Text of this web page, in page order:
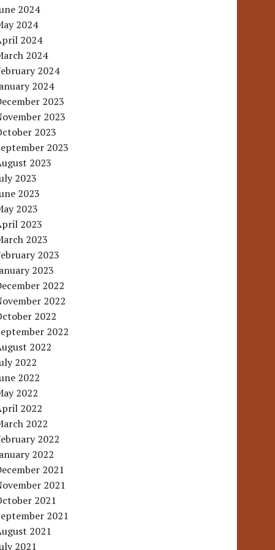
2024
2024
2024
2024
2024
2024
2023
2023
2023
2023
2023
2023
2023
2023
2023
2023
2023
2023
2022
2022
2022
2022
2022
2022
2022
2022
2022
2022
2022
2022
2021
2021
2021
2021
2021
2021